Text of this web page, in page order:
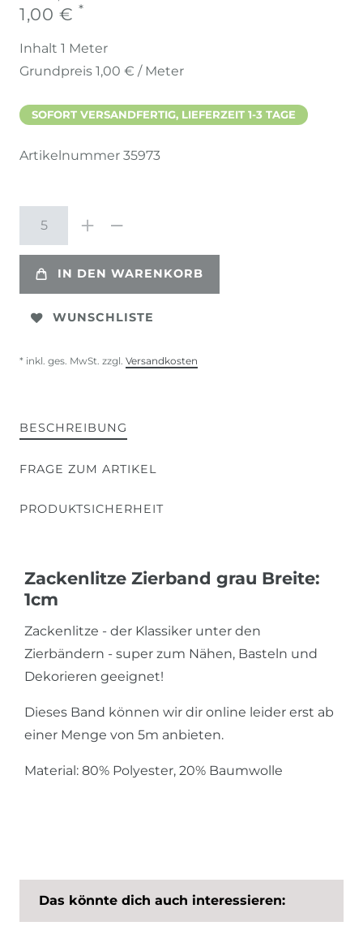
1,00 € *
Inhalt 1 Meter
Grundpreis 1,00 € / Meter
SOFORT VERSANDFERTIG, LIEFERZEIT 1-3 TAGE
Artikelnummer 35973
IN DEN WARENKORB
WUNSCHLISTE
* inkl. ges. MwSt. zzgl. Versandkosten
BESCHREIBUNG
FRAGE ZUM ARTIKEL
PRODUKTSICHERHEIT
Zackenlitze Zierband grau Breite:
1cm
Zackenlitze - der Klassiker unter den
Zierbändern - super zum Nähen, Basteln und
Dekorieren geeignet!
Dieses Band können wir dir online leider erst ab
einer Menge von 5m anbieten.
Material: 80% Polyester, 20% Baumwolle
Das könnte dich auch interessieren: